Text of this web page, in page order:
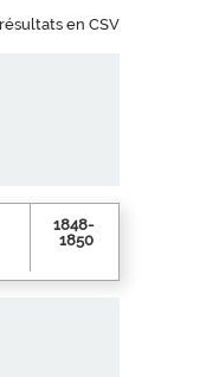
en CSV
1848-
1850